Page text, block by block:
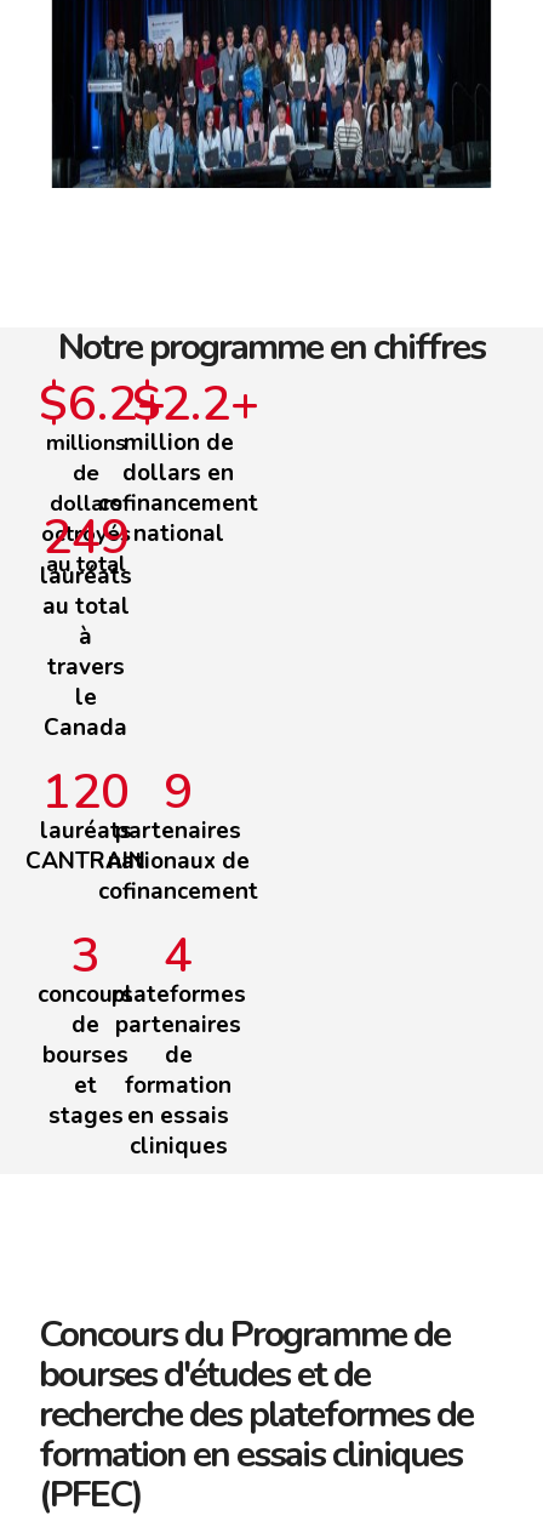
Notre programme en chiffres
millions
de
dollars
octroyés
au total
$6.2+
million de
dollars en
cofinancement
national
$2.2+
lauréats
au total
à
travers
le
Canada
249
lauréats
CANTRAIN
120
partenaires
nationaux de
cofinancement
9
concours
de
bourses
et
stages
3
plateformes
partenaires
de
formation
en essais
cliniques
4
Concours du Programme de
bourses d'études et de
recherche des plateformes de
formation en essais cliniques
(PFEC)